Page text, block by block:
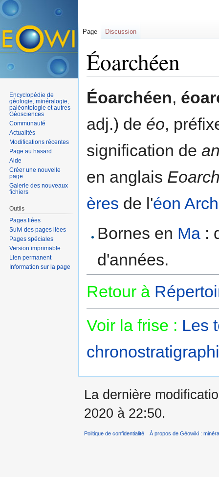
Éoarchéen
Éoarchéen,
adj.) de éo,
signification de
en anglais
ères de l'éon
Bornes en Ma :
d'années.
Retour à
Voir la frise : Les
Page Discussion
Encyclopédie de
géologie, minéralogie,
paléontologie et autres
Géosciences
Communauté
Actualités
Modifications récentes
Page au hasard
Aide
Créer une nouvelle
page
Galerie des nouveaux
fichiers
Outils
Pages liées
Suivi des pages liées
Pages spéciales
Version imprimable
Lien permanent
Information sur la page
La dernière
2020 à 22:50.
Politique de confidentialité À propos de Géowiki :